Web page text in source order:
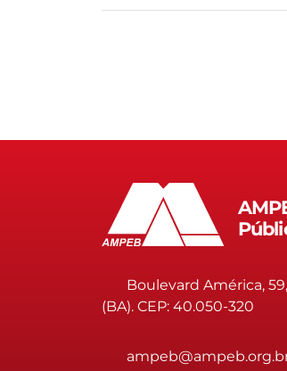
Boulevard América,
(BA). CEP: 40.050-320